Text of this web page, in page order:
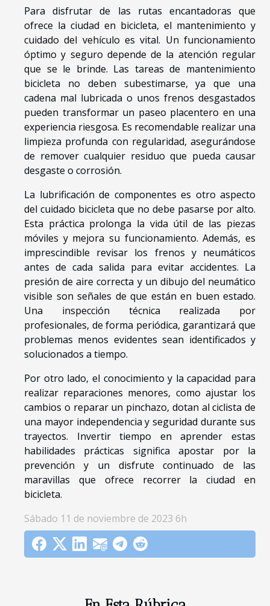
Para disfrutar de las rutas encantadoras que
ofrece la ciudad en bicicleta, el mantenimiento y
cuidado del vehículo es vital. Un funcionamiento
óptimo y seguro depende de la atención regular
que se le brinde. Las tareas de mantenimiento
bicicleta no deben subestimarse, ya que una
cadena mal lubricada o unos frenos desgastados
pueden transformar un paseo placentero en una
experiencia riesgosa. Es recomendable realizar una
limpieza profunda con regularidad, asegurándose
de remover cualquier residuo que pueda causar
desgaste o corrosión.
La lubrificación de componentes es otro aspecto
del cuidado bicicleta que no debe pasarse por alto.
Esta práctica prolonga la vida útil de las piezas
móviles y mejora su funcionamiento. Además, es
imprescindible revisar los frenos y neumáticos
antes de cada salida para evitar accidentes. La
presión de aire correcta y un dibujo del neumático
visible son señales de que están en buen estado.
Una inspección técnica realizada por
profesionales, de forma periódica, garantizará que
problemas menos evidentes sean identificados y
solucionados a tiempo.
Por otro lado, el conocimiento y la capacidad para
realizar reparaciones menores, como ajustar los
cambios o reparar un pinchazo, dotan al ciclista de
una mayor independencia y seguridad durante sus
trayectos. Invertir tiempo en aprender estas
habilidades prácticas significa apostar por la
prevención y un disfrute continuado de las
maravillas que ofrece recorrer la ciudad en
bicicleta.
Sábado 11 de noviembre de 2023 6h